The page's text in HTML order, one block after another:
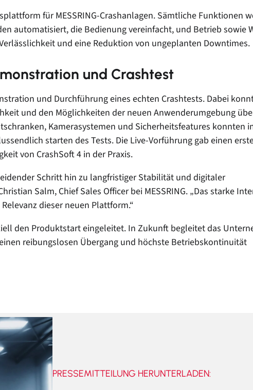
für MESSRING-Crashanlagen. Sämtliche Funktionen
automatisiert, die Bedienung vereinfacht, und Betrieb sowie
und eine Reduktion von ungeplanten Downtimes.
und Crashtest
und Durchführung eines echten Crashtests. Dabei
und den Möglichkeiten der neuen Anwenderumgebung
Kamerasystemen und Sicherheitsfeatures konnten
starten des Tests. Die Live-Vorführung gab einen
von CrashSoft 4 in der Praxis.
Schritt hin zu langfristiger Stabilität und digitaler
Salm, Chief Sales Officer bei MESSRING. „Das starke
dieser neuen Plattform.“
den Produktstart eingeleitet. In Zukunft begleitet das
reibungslosen Übergang und höchste Betriebskontinuität
PRESSEMITTEILUNG HERUNTERLADEN: